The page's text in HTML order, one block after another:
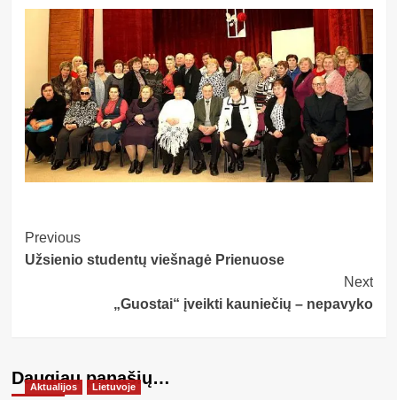
Post
Navigation
Previous
Užsienio studentų viešnagė Prienuose
Next
„Guostai“ įveikti kauniečių – nepavyko
Daugiau panašių…
Aktualijos Lietuvoje